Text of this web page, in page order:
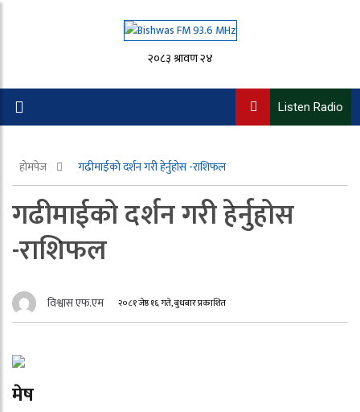
२०८३ श्रावण २४
Listen Radio
होमपेज गढीमाईको दर्शन गरी हेर्नुहोस -राशिफल
गढीमाईको दर्शन गरी हेर्नुहोस
-राशिफल
विश्वास एफ.एम २०८१ जेष्ठ १६ गते, बुधबार प्रकाशित
मेष